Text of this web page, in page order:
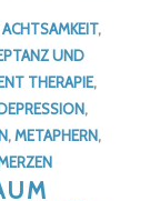
ACHTSAMKEIT,
UND
THERAPIE,
,
,METAPHERN,